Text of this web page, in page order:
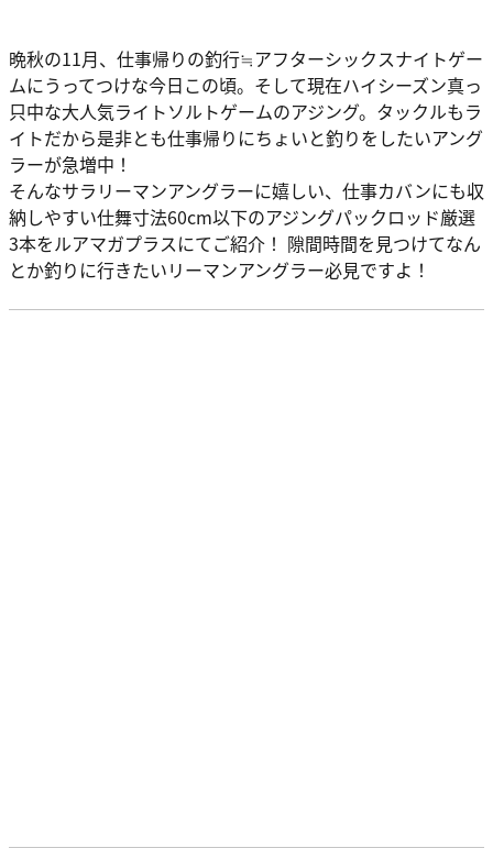
晩秋の11月、仕事帰りの釣行≒アフターシックスナイトゲー
ムにうってつけな今日この頃。そして現在ハイシーズン真っ
只中な大人気ライトソルトゲームのアジング。タックルもラ
イトだから是非とも仕事帰りにちょいと釣りをしたいアング
ラーが急増中！
そんなサラリーマンアングラーに嬉しい、仕事カバンにも収
納しやすい仕舞寸法60cm以下のアジングパックロッド厳選
3本をルアマガプラスにてご紹介！ 隙間時間を見つけてなん
とか釣りに行きたいリーマンアングラー必見ですよ！